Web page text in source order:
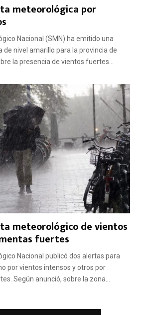
meteorológica por
Nacional (SMN) ha emitido una
nivel amarillo para la provincia de
la presencia de vientos fuertes...
meteorológico de vientos
fuertes
Nacional publicó dos alertas para
por vientos intensos y otros por
Según anunció, sobre la zona...